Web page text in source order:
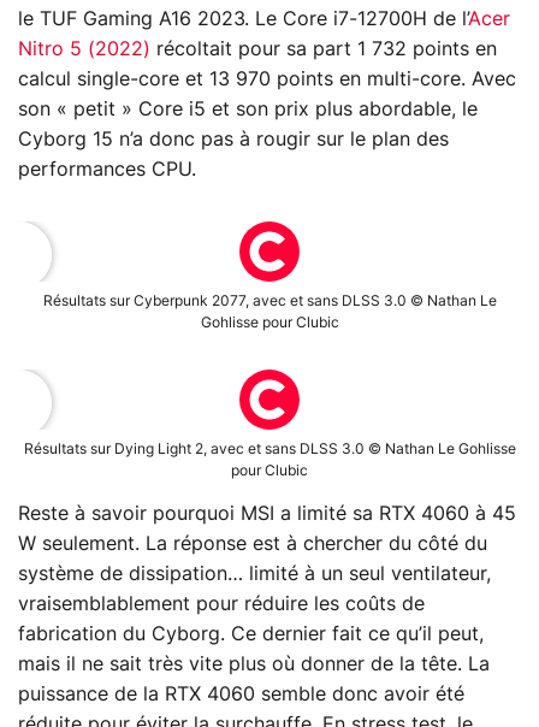
le TUF Gaming A16 2023. Le Core i7-12700H de l’Acer
Nitro 5 (2022) récoltait pour sa part 1 732 points en
calcul single-core et 13 970 points en multi-core. Avec
son « petit » Core i5 et son prix plus abordable, le
Cyborg 15 n’a donc pas à rougir sur le plan des
performances CPU.
Résultats sur Cyberpunk 2077, avec et sans DLSS 3.0 © Nathan Le
Gohlisse pour Clubic
Résultats sur Dying Light 2, avec et sans DLSS 3.0 © Nathan Le Gohlisse
pour Clubic
Reste à savoir pourquoi MSI a limité sa RTX 4060 à 45
W seulement. La réponse est à chercher du côté du
système de dissipation… limité à un seul ventilateur,
vraisemblablement pour réduire les coûts de
fabrication du Cyborg. Ce dernier fait ce qu’il peut,
mais il ne sait très vite plus où donner de la tête. La
puissance de la RTX 4060 semble donc avoir été